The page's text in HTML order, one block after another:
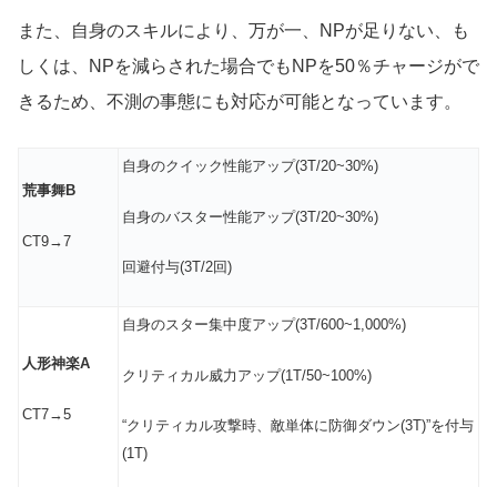
また、自身のスキルにより、万が一、NPが足りない、も
しくは、NPを減らされた場合でもNPを50％チャージがで
きるため、不測の事態にも対応が可能となっています。
荒事舞B
CT9→7
自身のクイック性能アップ(3T/20~30%)
自身のバスター性能アップ(3T/20~30%)
回避付与(3T/2回)
人形神楽A
CT7→5
自身のスター集中度アップ(3T/600~1,000%)
クリティカル威力アップ(1T/50~100%)
“クリティカル攻撃時、敵単体に防御ダウン(3T)”を付与
(1T)